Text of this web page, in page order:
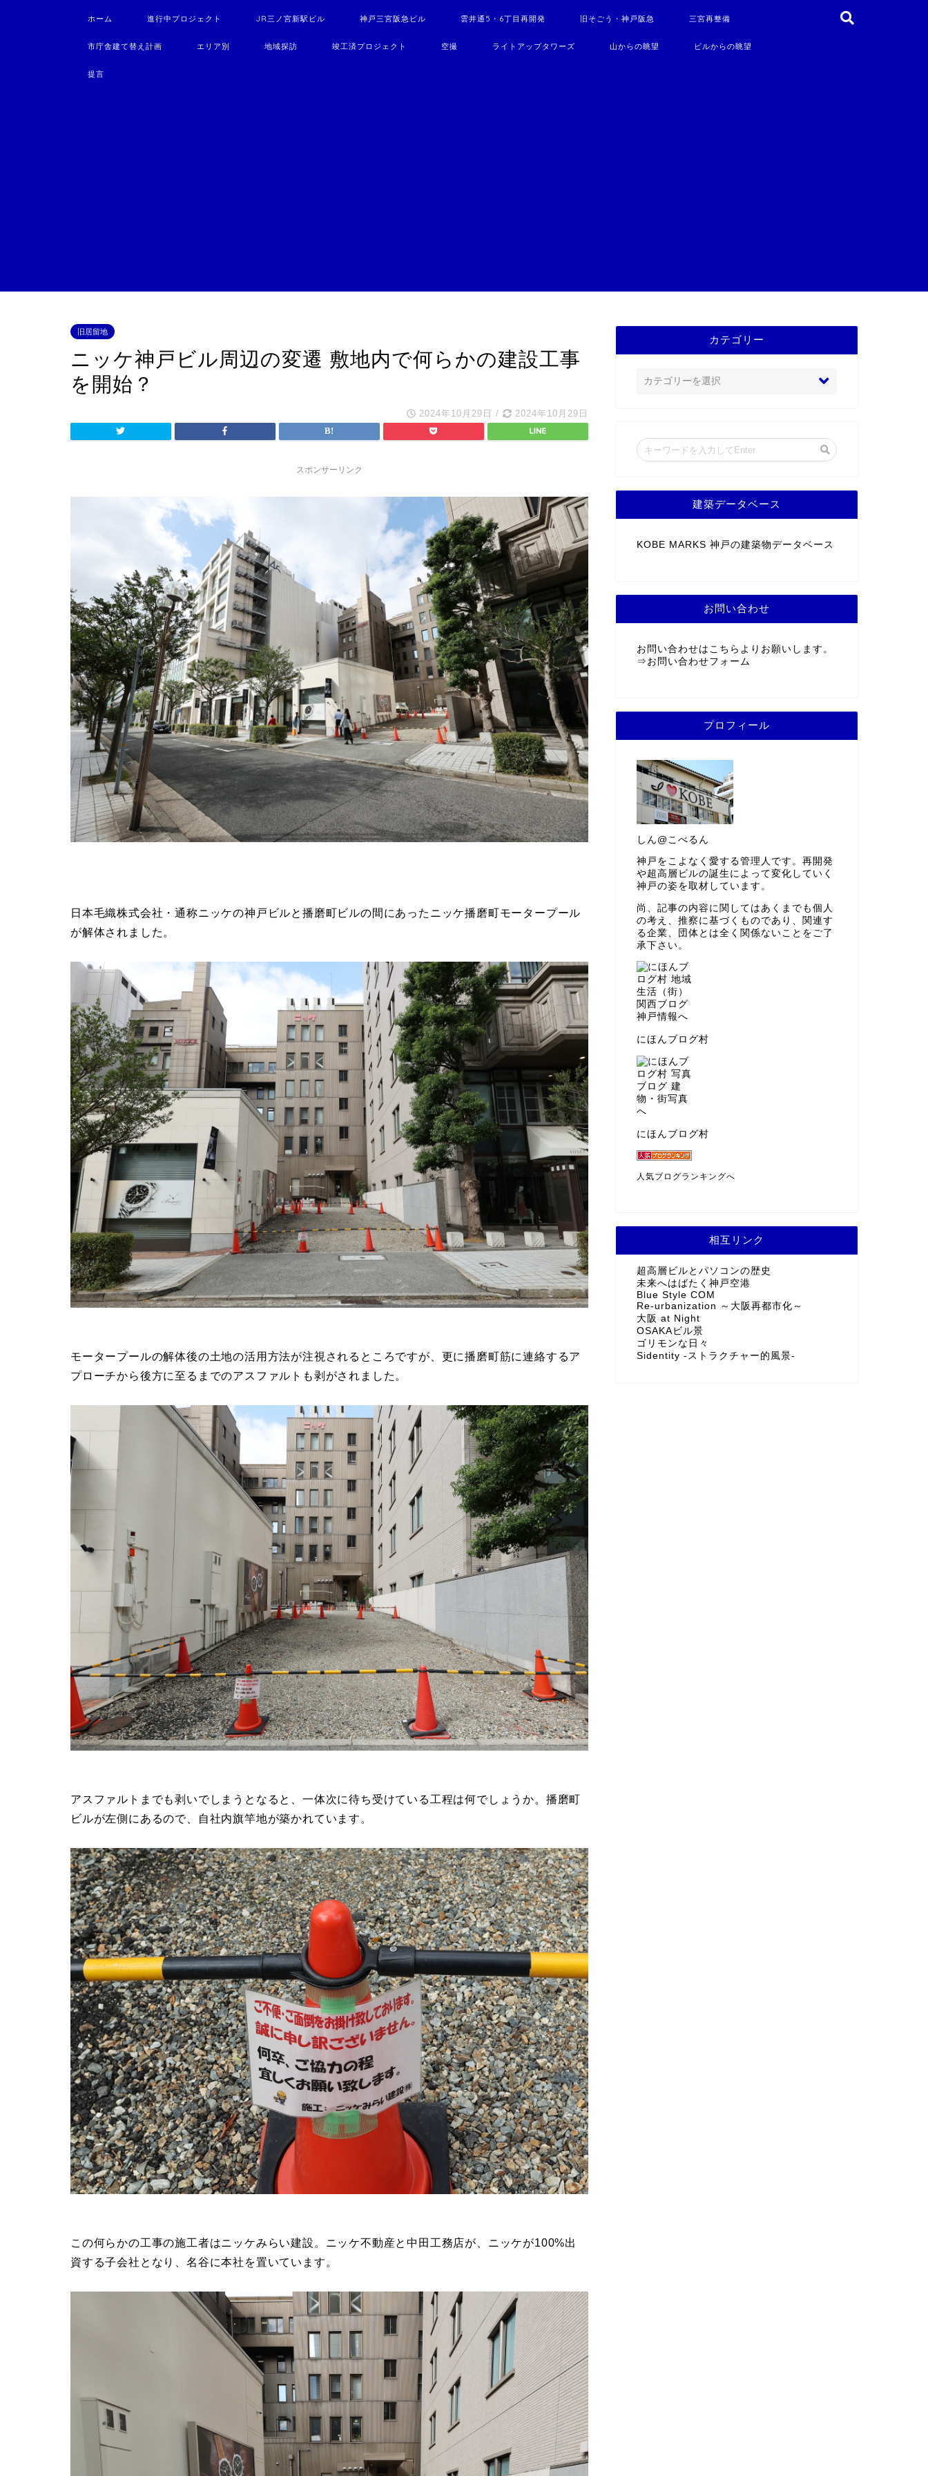
ホーム 進行中プロジェクト JR三ノ宮新駅ビル 神戸三宮阪急ビル 雲井通5・6丁目再開発 旧そごう・神戸阪急 三宮再整備
市庁舎建て替え計画 エリア別 地域探訪 竣工済プロジェクト 空撮 ライトアップタワーズ 山からの眺望 ビルからの眺望
提言
旧居留地
ニッケ神戸ビル周辺の変遷 敷地内で何らかの建設工事
を開始？
2024年10月29日 / 2024年10月29日
スポンサーリンク
日本毛織株式会社・通称ニッケの神戸ビルと播磨町ビルの間にあったニッケ播磨町モータープール
が解体されました。
モータープールの解体後の土地の活用方法が注視されるところですが、更に播磨町筋に連絡するア
プローチから後方に至るまでのアスファルトも剥がされました。
アスファルトまでも剥いでしまうとなると、一体次に待ち受けている工程は何でしょうか。播磨町
ビルが左側にあるので、自社内旗竿地が築かれています。
この何らかの工事の施工者はニッケみらい建設。ニッケ不動産と中田工務店が、ニッケが100%出
資する子会社となり、名谷に本社を置いています。
カテゴリー
建築データベース
KOBE MARKS 神戸の建築物データベース
お問い合わせ
お問い合わせはこちらよりお願いします。
⇒ お問い合わせフォーム
プロフィール
しん@こべるん
神戸をこよなく愛する管理人です。再開発
や超高層ビルの誕生によって変化していく
神戸の姿を取材しています。
尚、記事の内容に関してはあくまでも個人
の考え、推察に基づくものであり、関連す
る企業、団体とは全く関係ないことをご了
承下さい。
にほんブログ村
にほんブログ村
人気ブログランキングへ
相互リンク
超高層ビルとパソコンの歴史
未来へはばたく神戸空港
Blue Style COM
Re-urbanization ～大阪再都市化～
大阪 at Night
OSAKAビル景
ゴリモンな日々
Sidentity -ストラクチャー的風景-